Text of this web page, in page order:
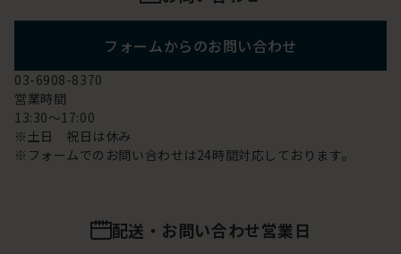
フォームからのお問い合わせ
03-6908-8370
営業時間
13:30～17:00
※土日 祝日は休み
※フォームでのお問い合わせは24時間対応しております。
配送・お問い合わせ営業日